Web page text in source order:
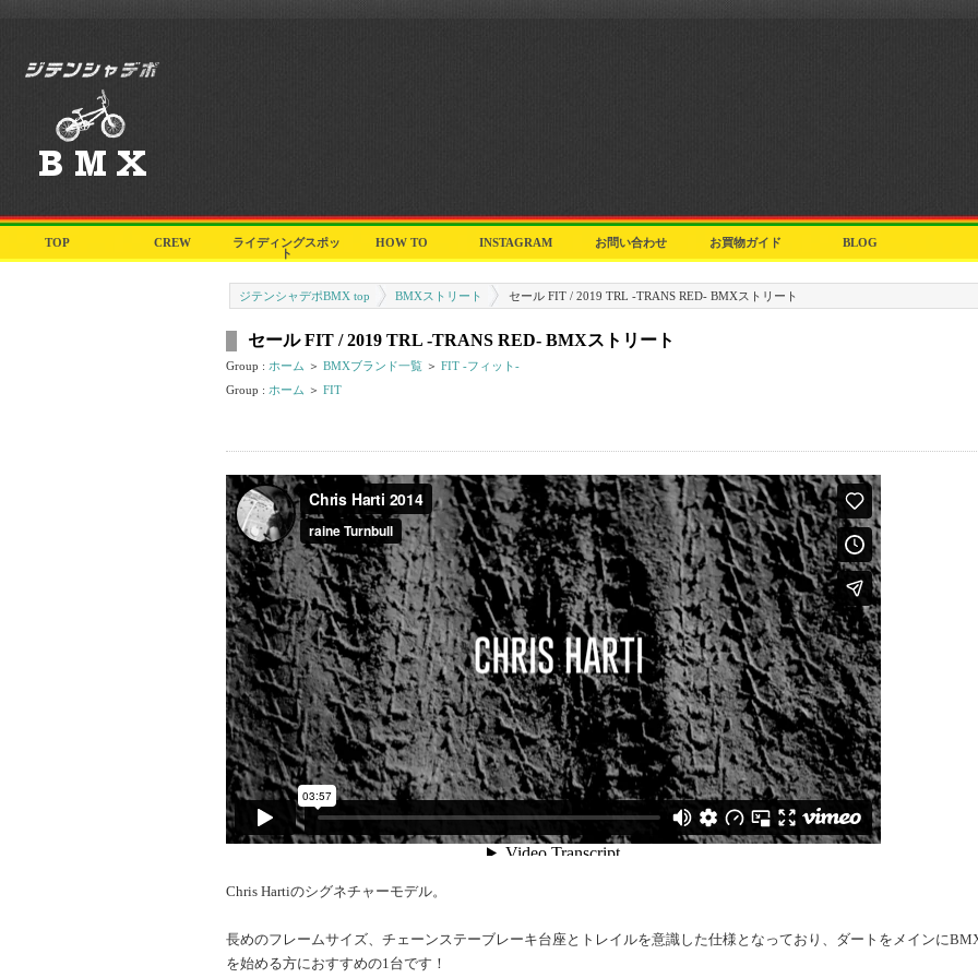
TOP CREW
ライディングスポッ
ト
HOW TO INSTAGRAM お問い合わせ お買物ガイド BLOG
ジテンシャデポBMX top BMXストリート セール FIT / 2019 TRL -TRANS RED- BMXストリート
セール FIT / 2019 TRL -TRANS RED- BMXストリート
Group : ホーム ＞ BMXブランド一覧 ＞ FIT -フィット-
Group : ホーム ＞ FIT
Chris Hartiのシグネチャーモデル。
長めのフレームサイズ、チェーンステーブレーキ台座とトレイルを意識した仕様となっており、ダートをメインに
を始める方におすすめの1台です！